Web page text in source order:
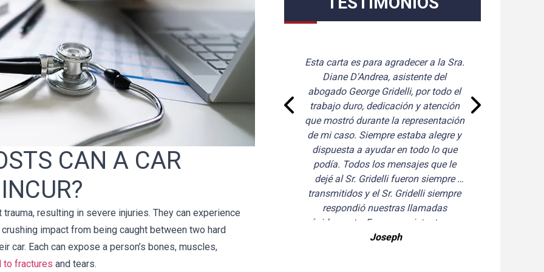
CAN A CAR
resulting in severe injuries. They can experience
crushing impact from being caught between two hard
car. Each can expose a person’s bones, muscles,
to fractures and tears.
Recomiendo encarecidamente Cellino
Legal a cualquier persona
involucrada en un accidente de auto.
Trabajé con Michael Lovecchio, y
tuve una experiencia maravillosa
dadas las circunstancias. Él fue muy
atento, y consiguió el mejor resultado
posible que podría haber querido.
Esta carta es para agradecer a la Sra.
Diane D'Andrea, asistente del
abogado George Gridelli, por todo el
trabajo duro, dedicación y atención
que mostró durante la representación
de mi caso. Siempre estaba alegre y
dispuesta a ayudar en todo lo que
podía. Todos los mensajes que le
dejé al Sr. Gridelli fueron siempre
transmitidos y el Sr. Gridelli siempre
respondió nuestras llamadas
rápidamente. Fue una asistente muy
competente. Cellino Legal ha
Joseph